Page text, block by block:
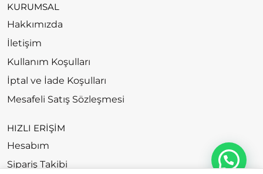
KURUMSAL
Hakkımızda
İletişim
Kullanım Koşulları
İptal ve İade Koşulları
Mesafeli Satış Sözleşmesi
HIZLI ERİŞİM
Hesabım
Sipariş Takibi